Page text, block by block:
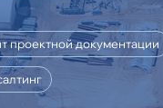
проектной документации